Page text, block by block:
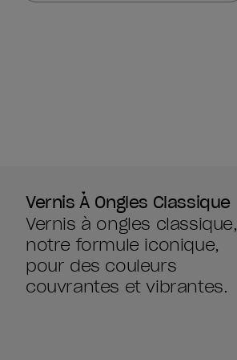
Vernis À Ongles Classique
Vernis à ongles classique,
notre formule iconique,
pour des couleurs
couvrantes et vibrantes.